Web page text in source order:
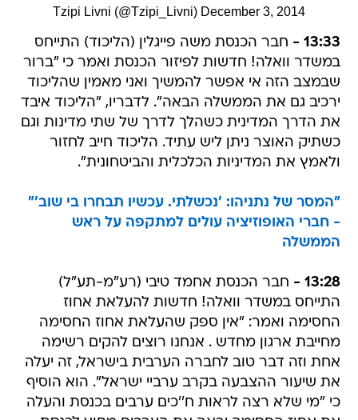
 Tzipi Livni (@Tzipi_Livni)
December 3, 2014
13:33 -
חבר הכנסת משה פייגלין (הליכוד) התייחס
במשדר וואלה! חדשות לפיזור הכנסת ואמר כי "ברור
שבמצב הזה אי אפשר להמשיך ואני מאמין שהליכוד
ירכיב גם את הממשלה הבאה". לדבריו, "הליכוד איבד
את הדרך המדינית כשהלך לדרך של שתי מדינות וגם
כשתיק האוצר ניתן ליש עתיד. הליכוד חייב לחזור
ולאמץ את המדיניות הכלכלית והביטחונית".
"המסר של נתניהו: 'נכשלתי. עכשיו תבחרו בי שוב'"
- חברי האופוזיציה עולים למתקפה על ראש
הממשלה
13:28 -
חבר הכנסת אחמד טיבי (רע"מ-תע"ל)
התייחס במשדר וואלה! חדשות להעלאת אחוז
החסימה ואמר: "אין ספק שהעלאת אחוז החסימה
מחייבת ארגון מחדש . אנחנו רוצים להקים רשימה
אחת וזה דבר טוב לחברה הערבית בישראל, זה יעלה
את שיעור ההצבעה בקרב ערביי ישראל". הוא הוסיף
כי "מי שלא רצה לראות ח''כים ערבים בכנסת והעלה